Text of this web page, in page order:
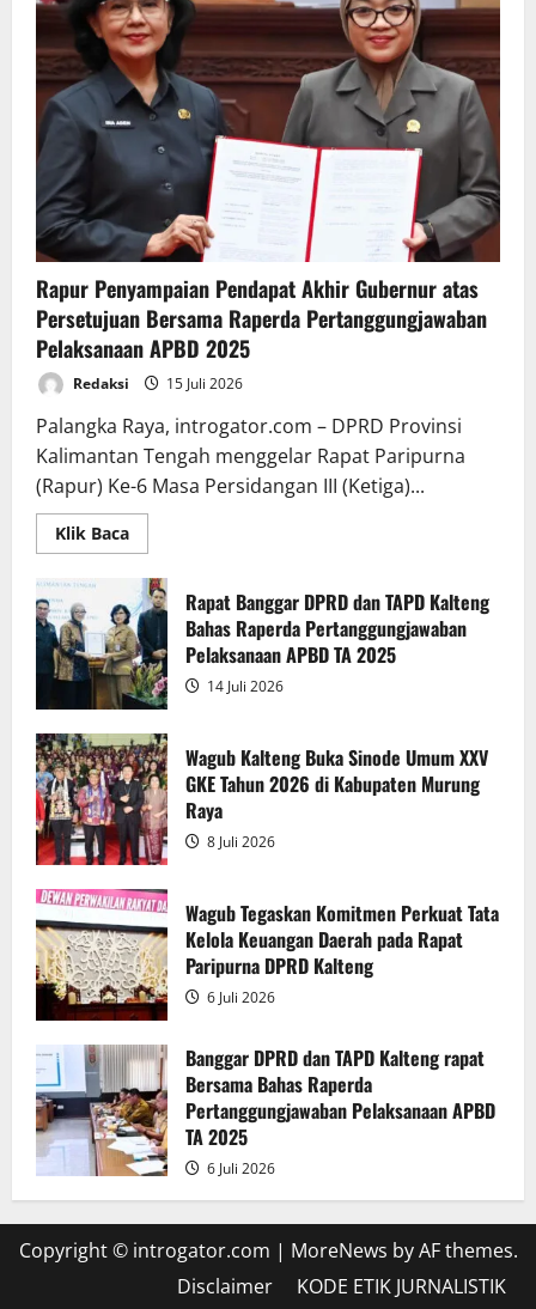
Rapur Penyampaian Pendapat Akhir Gubernur atas
Persetujuan Bersama Raperda Pertanggungjawaban
Pelaksanaan APBD 2025
Redaksi 15 Juli 2026
Palangka Raya, introgator.com – DPRD Provinsi
Kalimantan Tengah menggelar Rapat Paripurna
(Rapur) Ke-6 Masa Persidangan III (Ketiga)...
Klik BacaRead
more
Rapur
Penyampaian
Pendapat
Akhir
Gubernur
atas
Persetujuan
Bersama
Raperda
Pertanggungjawaban
Pelaksanaan
APBD
2025
Rapat Banggar DPRD dan TAPD Kalteng
Bahas Raperda Pertanggungjawaban
Pelaksanaan APBD TA 2025
14 Juli 2026
Wagub Kalteng Buka Sinode Umum XXV
GKE Tahun 2026 di Kabupaten Murung
Raya
8 Juli 2026
Wagub Tegaskan Komitmen Perkuat Tata
Kelola Keuangan Daerah pada Rapat
Paripurna DPRD Kalteng
6 Juli 2026
Banggar DPRD dan TAPD Kalteng rapat
Bersama Bahas Raperda
Pertanggungjawaban Pelaksanaan APBD
TA 2025
6 Juli 2026
Copyright © introgator.com | MoreNews by AF themes.
Disclaimer
KODE ETIK JURNALISTIK